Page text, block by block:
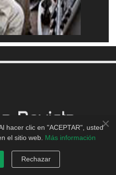
×
hacer clic en "ACEPTAR", usted
el sitio web. Más información
Rechazar